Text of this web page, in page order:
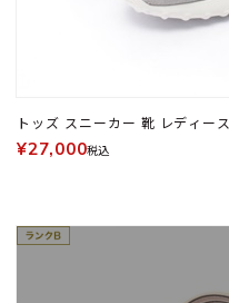
トッズ スニーカー 靴 レディース
¥27,000税込